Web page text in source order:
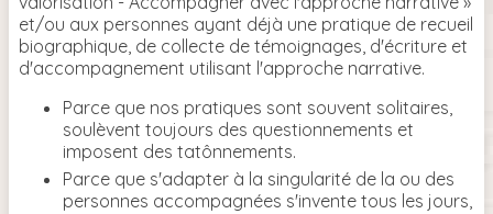
et/ou aux personnes ayant déjà une pratique de recueil
biographique, de collecte de témoignages, d'écriture et
d'accompagnement utilisant l'approche narrative.
Parce que nos pratiques sont souvent solitaires,
soulèvent toujours des questionnements et
imposent des tatônnements.
Parce que s'adapter à la singularité de la ou des
personnes accompagnées s'invente tous les jours,